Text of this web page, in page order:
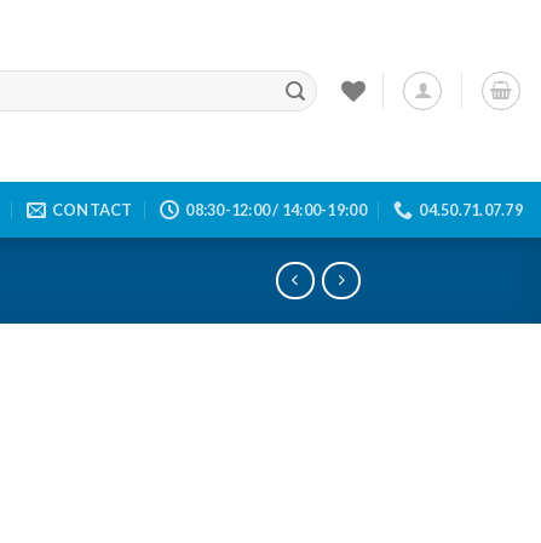
CONTACT 08:30-12:00 / 14:00-19:00 04.50.71.07.79